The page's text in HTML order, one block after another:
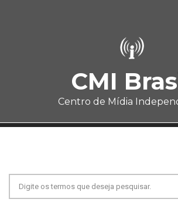
CMI
Centro de Mídia
Formulário de busca